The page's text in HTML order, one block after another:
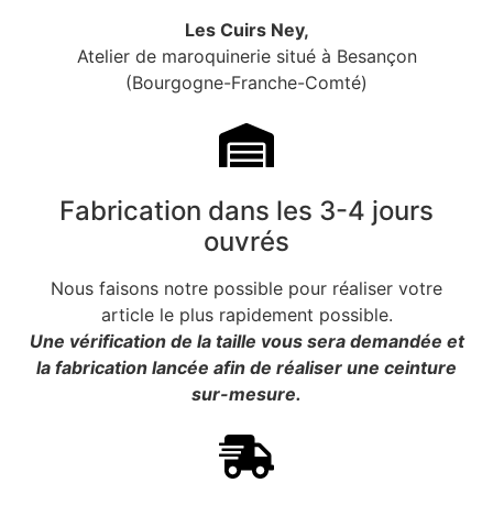
» pour plus de renseignements.
Solides et esthétiques, nos ceintures en cuir jaune
moutarde sauront vous séduire.
Les Cuirs Ney,
Atelier de maroquinerie situé à Besançon
(Bourgogne-Franche-Comté)
Fabrication dans les 3-4 jours
ouvrés
Nous faisons notre possible pour réaliser votre
article le plus rapidement possible.
Une vérification de la taille vous sera demandée et
la fabrication lancée afin de réaliser une ceinture
sur-mesure.